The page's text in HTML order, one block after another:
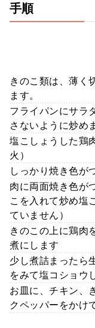
手順
きのこ類は、薄く
ます。
フライパンにサラ
さないように炒め
塩こしょうした鶏
火）
しっかり焼き色が
肉に両面焼き色が
こを入れて炒め塩
ていません）
きのこの上に鶏肉
煮にします
少し煮詰まったら
をみて塩コショウ
お皿に、チキン、
クペッパーをかけ